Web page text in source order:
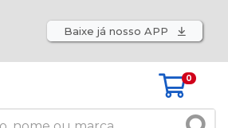
Baixe já nosso APP
0